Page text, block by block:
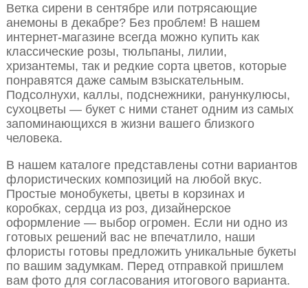
Ветка сирени в сентябре или потрясающие
анемоны в декабре? Без проблем! В нашем
интернет-магазине всегда можно купить как
классические розы, тюльпаны, лилии,
хризантемы, так и редкие сорта цветов, которые
понравятся даже самым взыскательным.
Подсолнухи, каллы, подснежники, ранункулюсы,
сухоцветы — букет с ними станет одним из самых
запоминающихся в жизни вашего близкого
человека.
В нашем каталоге представлены сотни вариантов
флористических композиций на любой вкус.
Простые монобукеты, цветы в корзинах и
коробках, сердца из роз, дизайнерское
оформление — выбор огромен. Если ни одно из
готовых решений вас не впечатлило, наши
флористы готовы предложить уникальные букеты
по вашим задумкам. Перед отправкой пришлем
вам фото для согласования итогового варианта.